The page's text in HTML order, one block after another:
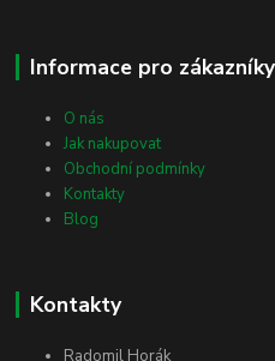
Informace pro zákazníky
O nás
Jak nakupovat
Obchodní podmínky
Kontakty
Blog
Kontakty
Radomil Horák